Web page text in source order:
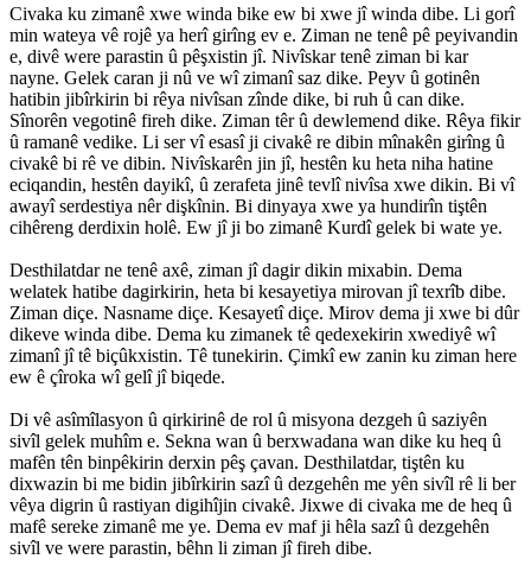
Civaka ku zimanê xwe winda bike ew bi xwe jî winda dibe. Li gorî
min wateya vê rojê ya herî girîng ev e. Ziman ne tenê pê peyivandin
e, divê were parastin û pêşxistin jî. Nivîskar tenê ziman bi kar
nayne. Gelek caran ji nû ve wî zimanî saz dike. Peyv û gotinên
hatibin jibîrkirin bi rêya nivîsan zînde dike, bi ruh û can dike.
Sînorên vegotinê fireh dike. Ziman têr û dewlemend dike. Rêya fikir
û ramanê vedike. Li ser vî esasî ji civakê re dibin mînakên girîng û
civakê bi rê ve dibin. Nivîskarên jin jî, hestên ku heta niha hatine
eciqandin, hestên dayikî, û zerafeta jinê tevlî nivîsa xwe dikin. Bi vî
awayî serdestiya nêr dişkînin. Bi dinyaya xwe ya hundirîn tiştên
cihêreng derdixin holê. Ew jî ji bo zimanê Kurdî gelek bi wate ye.
Desthilatdar ne tenê axê, ziman jî dagir dikin mixabin. Dema
welatek hatibe dagirkirin, heta bi kesayetiya mirovan jî texrîb dibe.
Ziman diçe. Nasname diçe. Kesayetî diçe. Mirov dema ji xwe bi dûr
dikeve winda dibe. Dema ku zimanek tê qedexekirin xwediyê wî
zimanî jî tê biçûkxistin. Tê tunekirin. Çimkî ew zanin ku ziman here
ew ê çîroka wî gelî jî biqede.
Di vê asîmîlasyon û qirkirinê de rol û misyona dezgeh û saziyên
sivîl gelek muhîm e. Sekna wan û berxwadana wan dike ku heq û
mafên tên binpêkirin derxin pêş çavan. Desthilatdar, tiştên ku
dixwazin bi me bidin jibîrkirin sazî û dezgehên me yên sivîl rê li ber
vêya digrin û rastiyan digihîjin civakê. Jixwe di civaka me de heq û
mafê sereke zimanê me ye. Dema ev maf ji hêla sazî û dezgehên
sivîl ve were parastin, bêhn li ziman jî fireh dibe.